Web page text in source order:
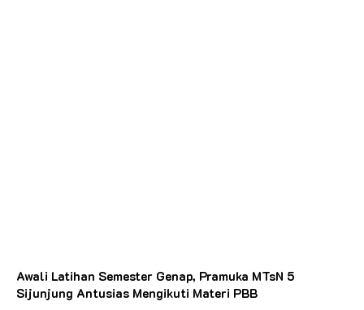
Awali Latihan Semester Genap, Pramuka MTsN 5
Sijunjung Antusias Mengikuti Materi PBB